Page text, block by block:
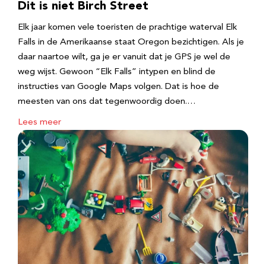
Dit is niet Birch Street
Elk jaar komen vele toeristen de prachtige waterval Elk
Falls in de Amerikaanse staat Oregon bezichtigen. Als je
daar naartoe wilt, ga je er vanuit dat je GPS je wel de
weg wijst. Gewoon “Elk Falls” intypen en blind de
instructies van Google Maps volgen. Dat is hoe de
meesten van ons dat tegenwoordig doen.…
Lees meer